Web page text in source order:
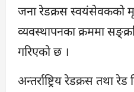
जना रेडक्रस स्वयंसेवकको
व्यवस्थापनका क्रममा
गरिएको छ ।
अन्तर्राष्ट्रिय रेडक्रस तथा